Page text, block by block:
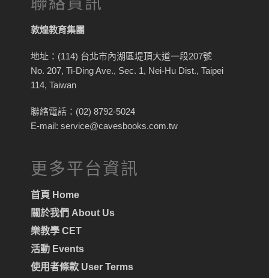
敦煌教育集團
地址：(114) 台北市內湖區堤頂大道一段207號
No. 207, Ti-Ding Ave., Sec. 1, Nei-Hu Dist., Taipei
114, Taiwan
聯絡電話：(02) 8792-5024
E-mail: service@cavesbooks.com.tw
更多平台資訊
首頁 Home
關於我們 About Us
樂教學 CET
活動 Events
使用者條款 User Terms